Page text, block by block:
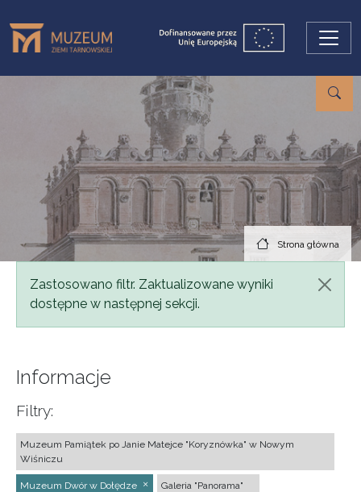
Strona główna
Komunikat
Zastosowano filtr. Zaktualizowane wyniki
dostępne w następnej sekcji.
Informacje
Filtry:
Muzeum Pamiątek po Janie Matejce "Koryznówka" w Nowym
Wiśniczu
Muzeum Dwór w Dołędze Galeria "Panorama"